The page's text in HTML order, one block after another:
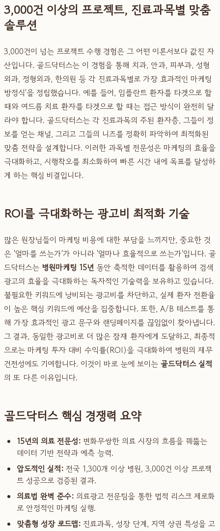
3,000건 이상의 프로젝트, 진료과목별 맞춤
솔루션
3,000건이 넘는 프로젝트 수행 경험은 그 어떤 이론서보다 값진 자
산입니다. 골드닥터스는 이 경험을 통해 치과, 안과, 피부과, 성형
외과, 정형외과, 한의원 등 각 진료과목별로 가장 효과적인 마케팅
방정식'을 정립했습니다. 예를 들어, 임플란트 환자를 타겟으로 할
때와 여드름 치료 환자를 타겟으로 할 때는 접근 방식이 완전히 달
라야 합니다. 골드닥터스는 각 진료과목의 주된 환자층, 그들이 정
보를 얻는 채널, 그리고 그들의 니즈를 정확히 파악하여 최적화된
맞춤 전략을 설계합니다. 이러한 과목별 전문성은 마케팅의 효율을
극대화하고, 시행착오를 최소화하여 빠른 시간 내에 목표를 달성하
게 하는 핵심 비결입니다.
ROI를 극대화하는 광고비 최적화 기술
많은 원장님들이 마케팅 비용에 대한 부담을 느끼지만, 중요한 것
은 '얼마를 쓰는가'가 아니라 '얼마나 효율적으로 쓰는가'입니다. 골
드닥터스는 병원마케팅 15년 동안 축적한 데이터를 활용하여 검색
광고의 효율을 극대화하는 독자적인 기술력을 보유하고 있습니다.
불필요한 키워드에 낭비되는 광고비를 차단하고, 실제 환자 전환율
이 높은 핵심 키워드에 예산을 집중합니다. 또한, A/B 테스트를 통
해 가장 효과적인 광고 문구와 랜딩페이지를 끊임없이 찾아냅니다.
그 결과, 동일한 광고비로 더 많은 잠재 환자에게 도달하고, 최종적
으로는 마케팅 투자 대비 수익률(ROI)을 극대화하여 병원의 재무
건전성에도 기여합니다. 이것이 바로 눈에 보이는 골드닥터스 실적
의 또 다른 이유입니다.
골드닥터스 핵심 경쟁력 요약
15년의 의료 전문성: 변화무쌍한 의료 시장의 흐름을 꿰뚫는
데이터 기반 전략과 예측 능력.
압도적인 실적: 전국 1,300개 이상 병원, 3,000건 이상 프로젝
트 성공으로 검증된 결과.
의료법 완벽 준수: 의료광고 전문팀을 통한 법적 리스크 제로화
로 안정적인 마케팅 실행.
맞춤형 성장 로드맵: 진료과목, 성장 단계, 지역 상권 특성을 고